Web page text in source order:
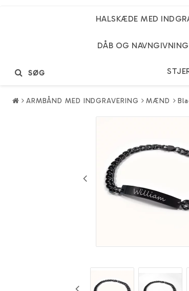
HALSKÆDE MED
DÅB OG NAVNGIVNING
SØG
ARMBÅND MED INDGRAVERING MÆND